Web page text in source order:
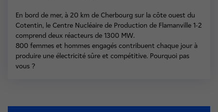
En bord de mer, à 20 km de Cherbourg sur la côte ouest du
Cotentin, le Centre Nucléaire de Production de Flamanville 1-2
comprend deux réacteurs de 1300 MW.
800 femmes et hommes engagés contribuent chaque jour à
produire une électricité sûre et compétitive. Pourquoi pas
vous ?